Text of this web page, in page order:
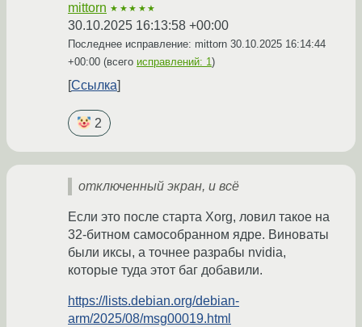
mittorn ★★★★★
30.10.2025 16:13:58 +00:00
Последнее исправление: mittorn 30.10.2025 16:14:44
+00:00 (всего исправлений: 1)
Ссылка
2
отключенный экран, и всё
Если это после старта Xorg, ловил такое на
32-битном самособранном ядре. Виноваты
были иксы, а точнее разрабы nvidia,
которые туда этот баг добавили.
https://lists.debian.org/debian-
arm/2025/08/msg00019.html